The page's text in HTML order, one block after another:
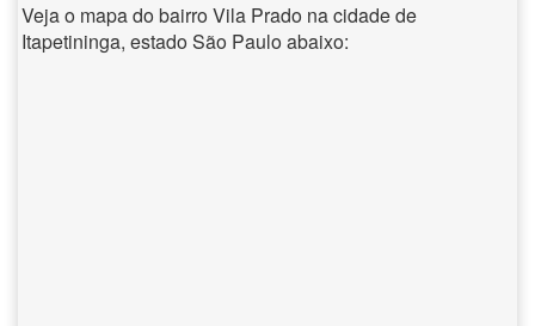
Veja o mapa do bairro Vila Prado na cidade de
Itapetininga, estado São Paulo abaixo: